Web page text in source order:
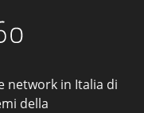
network in Italia di
della